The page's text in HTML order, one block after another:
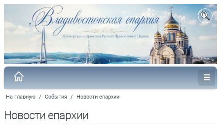
На главную / События / Новости епархии
Новости епархии